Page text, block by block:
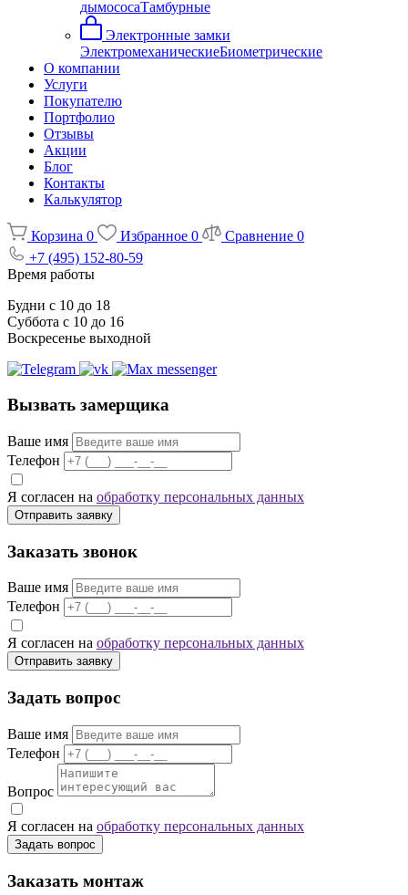
дымососаТамбурные
Электронные замки
ЭлектромеханическиеБиометрические
О компании
Услуги
Покупателю
Портфолио
Отзывы
Акции
Блог
Контакты
Калькулятор
Корзина 0 Избранное 0 Сравнение 0
+7 (495) 152-80-59
Время работы
Будни с 10 до 18
Суббота с 10 до 16
Воскресенье выходной
Вызвать замерщика
Ваше имя
Телефон
Я согласен на обработку персональных данных
Отправить заявку
Заказать звонок
Ваше имя
Телефон
Я согласен на обработку персональных данных
Отправить заявку
Задать вопрос
Ваше имя
Телефон
Вопрос
Я согласен на обработку персональных данных
Задать вопрос
Заказать монтаж